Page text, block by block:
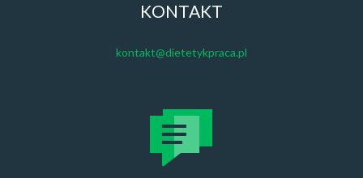
KONTAKT
kontakt@dietetykpraca.pl